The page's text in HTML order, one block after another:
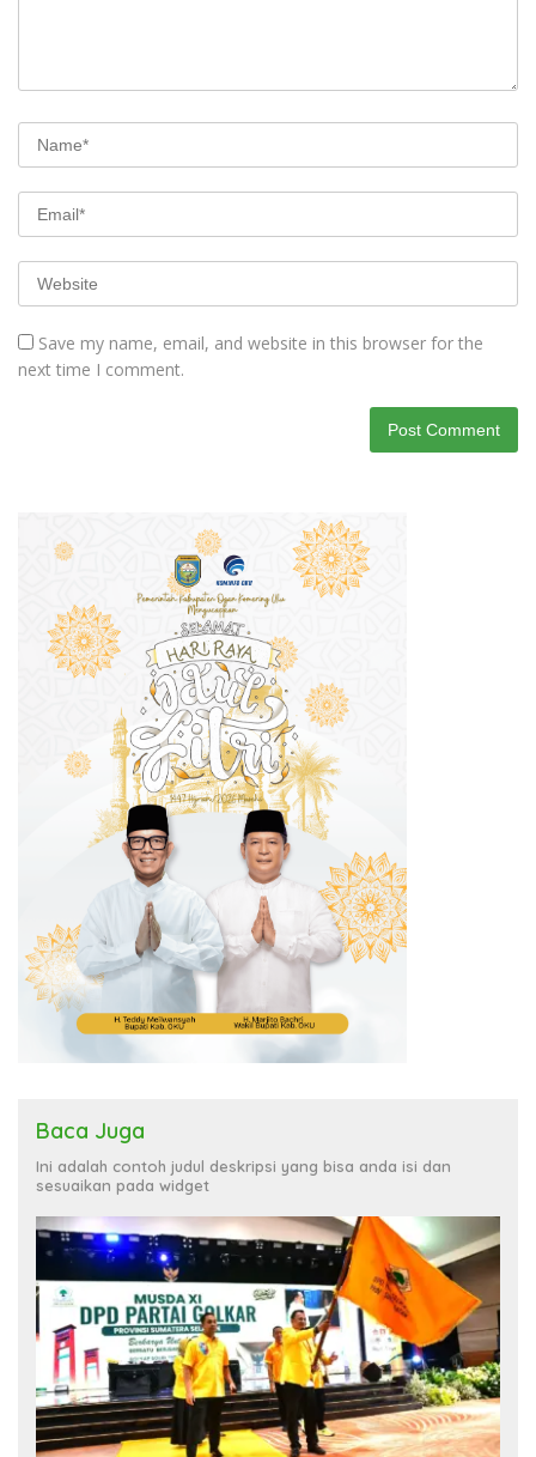
Save my name, email, and website in this browser for the
next time I comment.
Baca Juga
Ini adalah contoh judul deskripsi yang bisa anda isi dan
sesuaikan pada widget